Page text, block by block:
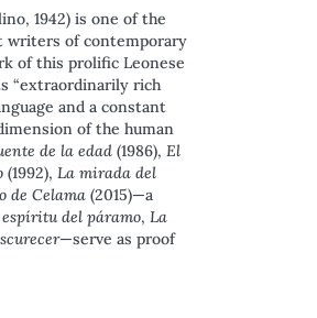
1942) is one of the
writers of contemporary
of this prolific Leonese
“extraordinarily rich
and a constant
of the human
de la edad (1986), El
(1992), La mirada del
de Celama (2015)—a
espíritu del páramo, La
—serve as proof